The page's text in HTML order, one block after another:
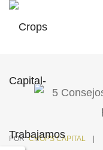
POR CROPS CAPITAL